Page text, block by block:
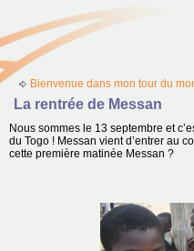
Bienvenue dans mon tour du
La rentrée de Messan
Nous sommes le 13 septembre et
du Togo ! Messan vient d’entrer au
cette première matinée Messan ?